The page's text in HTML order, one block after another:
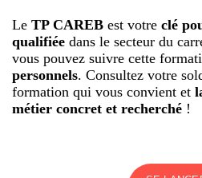
Le TP CAREB est votre clé
qualifiée dans le secteur du
vous pouvez suivre cette
personnels. Consultez votre
formation qui vous convient et
métier concret et recherché !